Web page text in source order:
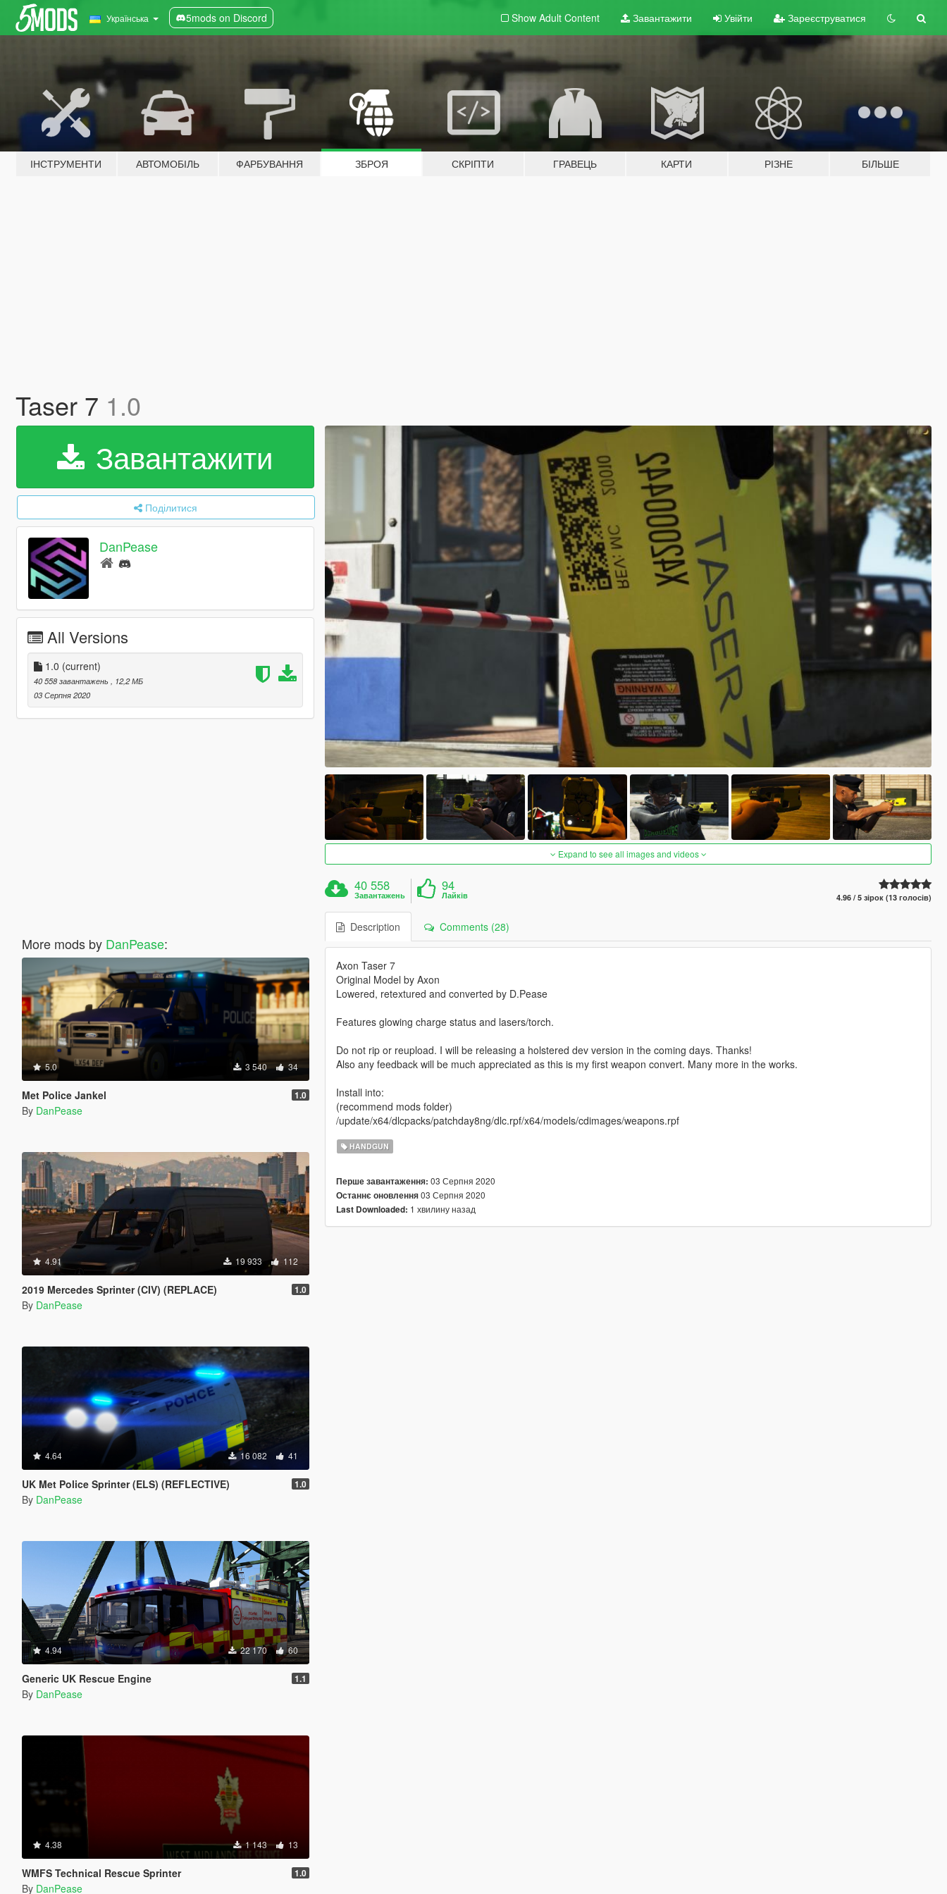
Українська 5mods on Discord Show Adult Content Завантажити Увійти Зареєструватися
ІНСТРУМЕНТИ АВТОМОБІЛЬ ФАРБУВАННЯ ЗБРОЯ СКРІПТИ ГРАВЕЦЬ КАРТИ РІЗНЕ БІЛЬШЕ
Taser 7 1.0
Завантажити
Поділитися
DanPease
All Versions
1.0 (current)
40 558 завантажень
, 12,2 МБ
03 Серпня 2020
More mods by DanPease:
5.0 3 540 34
Met Police Jankel 1.0
By DanPease
4.91 19 933 112
2019 Mercedes Sprinter (CIV) (REPLACE) 1.0
By DanPease
4.64 16 082 41
UK Met Police Sprinter (ELS) (REFLECTIVE) 1.0
By DanPease
4.94 22 170 60
Generic UK Rescue Engine 1.1
By DanPease
4.38 1 143 13
WMFS Technical Rescue Sprinter 1.0
By DanPease
Expand to see all images and videos
40 558
Завантажень
94
Лайків 4.96 / 5 зірок (13 голосів)
Description Comments (28)
Axon Taser 7
Original Model by Axon
Lowered, retextured and converted by D.Pease
Features glowing charge status and lasers/torch.
Do not rip or reupload. I will be releasing a holstered dev version in the coming days. Thanks!
Also any feedback will be much appreciated as this is my first weapon convert. Many more in the works.
Install into:
(recommend mods folder)
/update/x64/dlcpacks/patchday8ng/dlc.rpf/x64/models/cdimages/weapons.rpf
HANDGUN
Перше завантаження: 03 Серпня 2020
Останнє оновлення03 Серпня 2020
Last Downloaded: 1 хвилину назад